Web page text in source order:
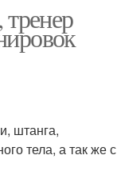
штанга,
тела, а так же с